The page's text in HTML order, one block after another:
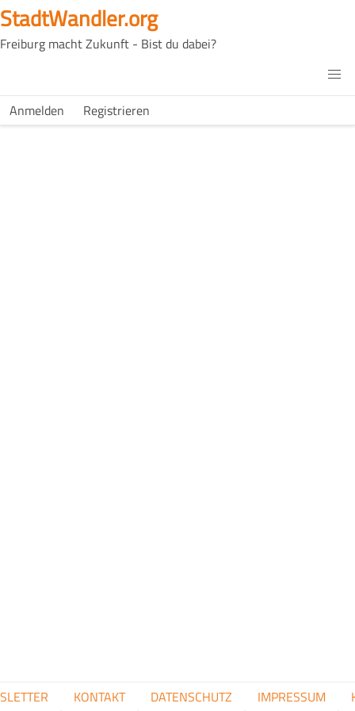
Direkt
zum
Inhalt
StadtWandler.org
Freiburg macht Zukunft - Bist du dabei?
Main
H4C
USER
Anmelden Registrieren
FUSSZEILENMENÜKONTAKT DATENSCHUTZ IMPRESSUM